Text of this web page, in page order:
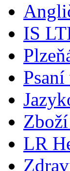
IS
LR